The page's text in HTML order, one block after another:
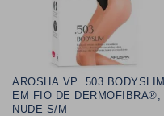
AROSHA VP .503 BODYSLIM
EM FIO DE DERMOFIBRA®,
NUDE S/M